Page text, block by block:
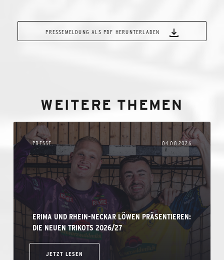
PRESSEMELDUNG ALS PDF HERUNTERLADEN
WEITERE THEMEN
PRESSE 04.08.2026
ERIMA UND RHEIN-NECKAR LÖWEN PRÄSENTIEREN:
DIE NEUEN TRIKOTS 2026/27
JETZT LESEN